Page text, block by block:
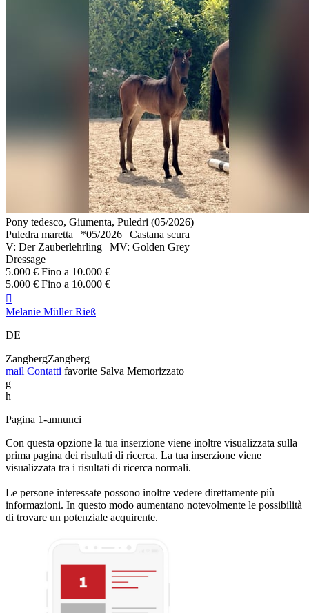
Pony tedesco, Giumenta, Puledri (05/2026)
Puledra maretta | *05/2026 | Castana scura
V: Der Zauberlehrling | MV: Golden Grey
Dressage
5.000 € Fino a 10.000 €
5.000 € Fino a 10.000 €

Melanie Müller Rieß
DE
ZangbergZangberg
mail Contatti favorite Salva Memorizzato
g
h
Pagina 1-annunci
Con questa opzione la tua inserzione viene inoltre visualizzata sulla
prima pagina dei risultati di ricerca. La tua inserzione viene
visualizzata tra i risultati di ricerca normali.
Le persone interessate possono inoltre vedere direttamente più
informazioni. In questo modo aumentano notevolmente le possibilità
di trovare un potenziale acquirente.